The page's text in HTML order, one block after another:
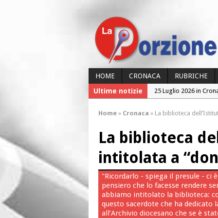
HOME CRONACA RUBRICHE
Ultime notizie
25 Luglio 2026 in
23 Luglio 2026 in
26 Luglio 2026 in
Home » Cronaca » La biblioteca
La biblioteca
intitolata a
"Ricordarlo - spiega il presule - ci
pensiero che lo facesse rendere
abbiamo intitolato la biblioteca:
questo sacerdote che ha
all’Archivio diocesano che se è